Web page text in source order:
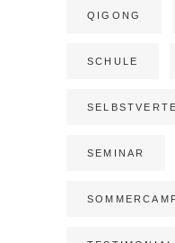
QIGONG
SCHULE
SEMINAR